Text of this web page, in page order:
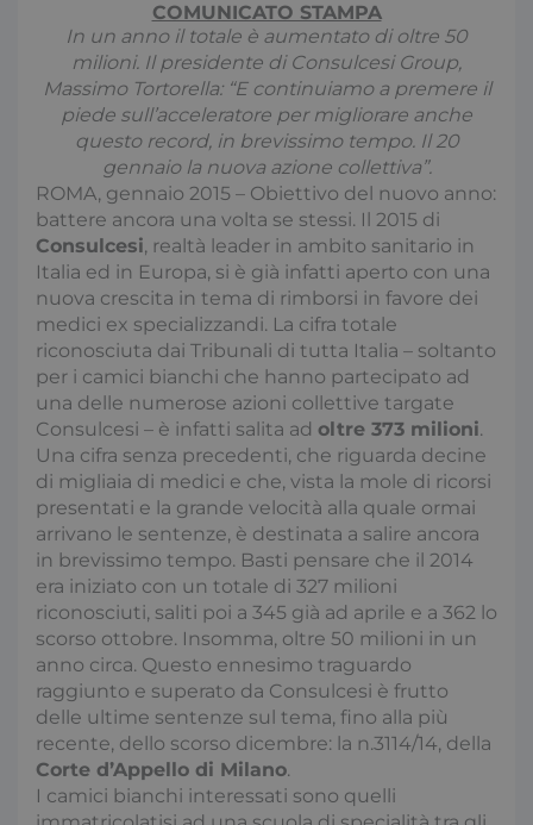
COMUNICATO STAMPA
In un anno il totale è aumentato di oltre 50
milioni. Il presidente di Consulcesi Group,
Massimo Tortorella: “E continuiamo a premere il
piede sull’acceleratore per migliorare anche
questo record, in brevissimo tempo. Il 20
gennaio la nuova azione collettiva”.
ROMA, gennaio 2015 – Obiettivo del nuovo anno:
battere ancora una volta se stessi. Il 2015 di
Consulcesi, realtà leader in ambito sanitario in
Italia ed in Europa, si è già infatti aperto con una
nuova crescita in tema di rimborsi in favore dei
medici ex specializzandi. La cifra totale
riconosciuta dai Tribunali di tutta Italia – soltanto
per i camici bianchi che hanno partecipato ad
una delle numerose azioni collettive targate
Consulcesi – è infatti salita ad oltre 373 milioni.
Una cifra senza precedenti, che riguarda decine
di migliaia di medici e che, vista la mole di ricorsi
presentati e la grande velocità alla quale ormai
arrivano le sentenze, è destinata a salire ancora
in brevissimo tempo. Basti pensare che il 2014
era iniziato con un totale di 327 milioni
riconosciuti, saliti poi a 345 già ad aprile e a 362 lo
scorso ottobre. Insomma, oltre 50 milioni in un
anno circa. Questo ennesimo traguardo
raggiunto e superato da Consulcesi è frutto
delle ultime sentenze sul tema, fino alla più
recente, dello scorso dicembre: la n.3114/14, della
Corte d’Appello di Milano.
I camici bianchi interessati sono quelli